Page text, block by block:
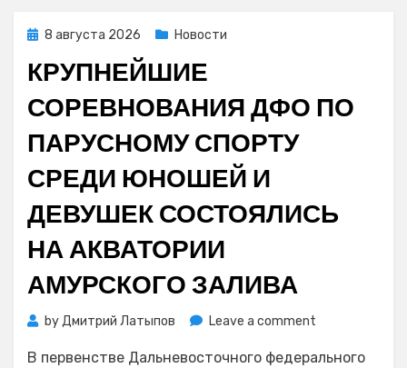
Posted
8 августа 2026 Новости
КРУПНЕЙШИЕ
СОРЕВНОВАНИЯ ДФО ПО
ПАРУСНОМУ СПОРТУ
СРЕДИ ЮНОШЕЙ И
ДЕВУШЕК СОСТОЯЛИСЬ
НА АКВАТОРИИ
АМУРСКОГО ЗАЛИВА
byДмитрий Латыпов Leave a comment
соревнования
В первенстве Дальневосточного федерального